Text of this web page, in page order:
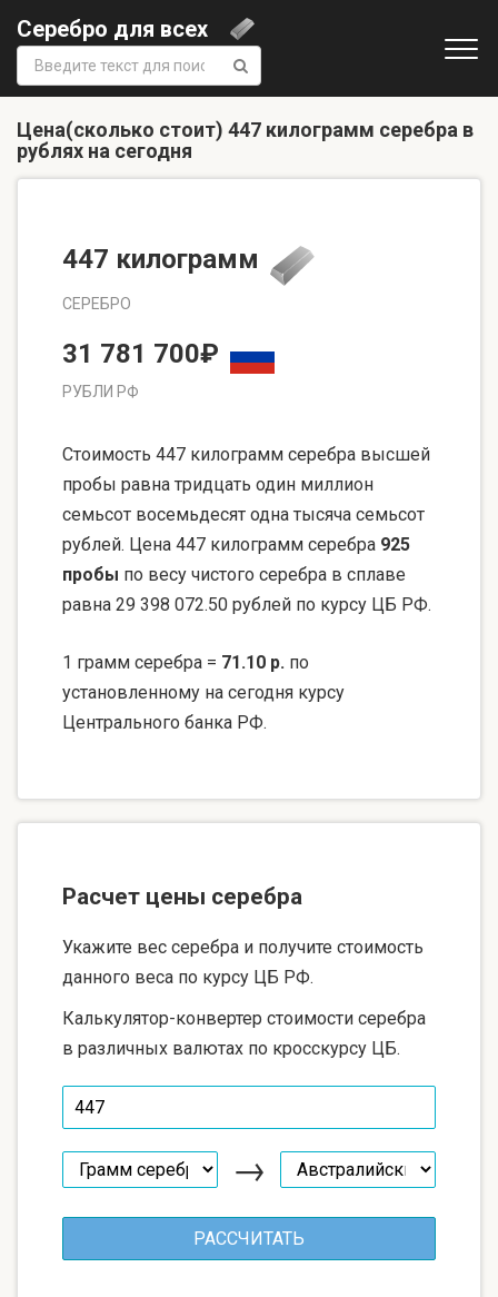
Серебро для всех
Поиск:
Цена(сколько стоит) 447 килограмм серебра в
рублях на сегодня
447 килограмм
СЕРЕБРО
31 781 700₽
РУБЛИ РФ
Стоимость 447 килограмм серебра высшей
пробы равна тридцать один миллион
семьсот восемьдесят одна тысяча семьсот
рублей. Цена 447 килограмм серебра 925
пробы по весу чистого серебра в сплаве
равна 29 398 072.50 рублей по курсу ЦБ РФ.
1 грамм серебра = 71.10 р. по
установленному на сегодня курсу
Центрального банка РФ.
Расчет цены серебра
Укажите вес серебра и получите стоимость
данного веса по курсу ЦБ РФ.
Калькулятор-конвертер стоимости серебра
в различных валютах по кросскурсу ЦБ.
→